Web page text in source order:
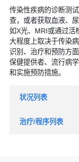
传染性疾病的诊断测
查，或者获取血液、
如X光、MRI或通过活
大程度上取决于传染
识别、治疗和预防方
保健提供者、流行病
和实施预防措施。
状况列表
COVID-
治疗/程序列表